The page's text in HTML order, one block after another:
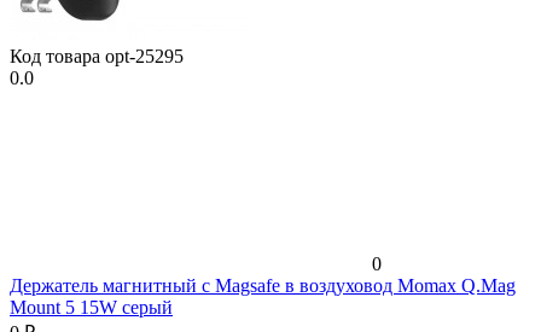
Код товара opt-25295
0.0
0
Держатель магнитный c Magsafe в воздуховод Momax Q.Mag
Mount 5 15W серый